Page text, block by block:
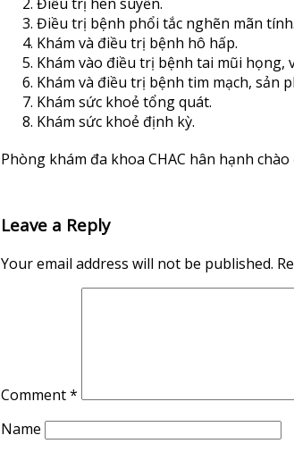
Điều trị bệnh phổi tắc nghẽn mãn tính.
Khám và điều trị bệnh hô hấp.
Khám vào điều trị bệnh tai mũi họng,
Khám và điều trị bệnh tim mạch, sản
Khám sức khoẻ tổng quát.
Khám sức khoẻ định kỳ.
Phòng khám đa khoa CHAC hân hạnh
Leave a Reply
Your email address will not be published.
Comment*
Name